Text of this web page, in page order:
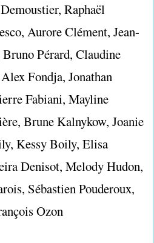
Raphaël
Aurore Clément, Jean-
Pérard, Claudine
Fondja, Jonathan
Fabiani, Mayline
Brune Kalnykow, Joanie
Kessy Boily, Elisa
Denisot, Melody Hudon,
Sébastien Pouderoux,
Ozon